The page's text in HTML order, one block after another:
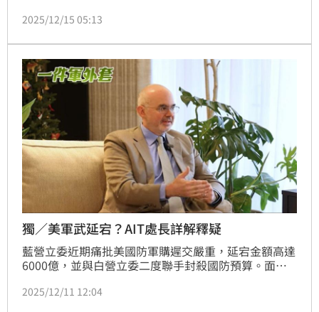
國內外產業與金融專家，探討穩定幣在國際貿易中的最
處理挑戰。貿協董事長黃志芳表示，隨著今年7月美國
正式通過《Genius Act（天才法案）》，代表穩定幣在
國際間已逐步建立制度基礎。
2025/12/15 05:13
獨／美軍武延宕？AIT處長詳解釋疑
藍營立委近期痛批美國防軍購遲交嚴重，延宕金額高達
6000億，並與白營立委二度聯手封殺國防預算。面對
立節目《一件軍外套》的專訪當中，首度詳解對美軍購
2025/12/11 12:04